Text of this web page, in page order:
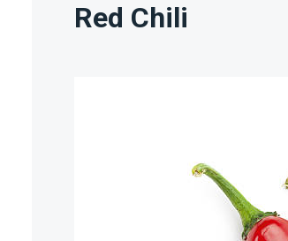
Red Chili